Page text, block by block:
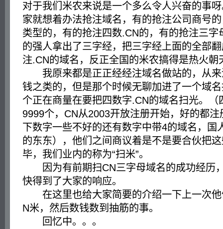
对于我们米农来说是一个多么令人兴奋的事
家就想着办法抢注域名，有的抢注公司商号
类型的，有的抢注四数.CN的，有的抢注三字
的强人拿出了三字经，把三字经上面的全部
注.CN的域名，反正全国的米农搞得是热火朝
我原来都是正正经经注域名做站的，从来
钱之类的，但是那个时候无聊加进了一个域
个正在商量在要把四数字.CN的域名扫光。（
9999个，CN从2003开放注册开始，好的都
下数字一些不好的还有数字中带4的域名，国
的东东），他们之间商议着是不是要合伙把
毕，我们业内的称为“扫米”。
因为有前期扫CN三字母域名的成功经历
快得到了大家的响应。
在这里也给大家简要的介绍一下上一次他
N米，然后数钱数到抽筋的事。
回忆中。。。